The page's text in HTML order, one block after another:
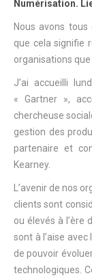
Numérisation.
Nous avons
que cela signifie
organisations
J’ai accueilli
« Gartner »,
chercheuse
gestion des
partenaire et
Kearney.
L’avenir de nos
clients sont
ou élevés à l’ère
sont à l’aise
de pouvoir
technologiques.